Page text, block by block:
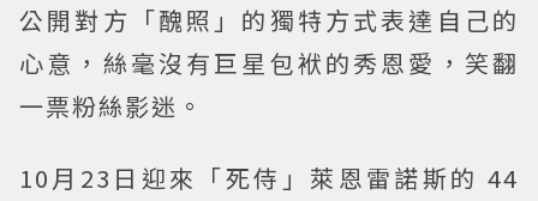
公開對方「醜照」的獨特方式表達自己的
心意，絲毫沒有巨星包袱的秀恩愛，笑翻
一票粉絲影迷。
10月23日迎來「死侍」萊恩雷諾斯的 44